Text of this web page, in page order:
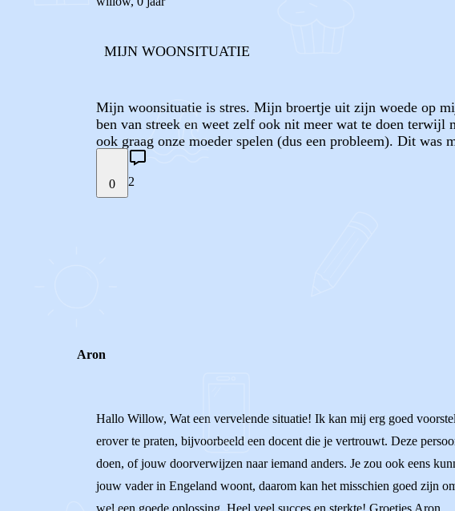
MIJN WOONSITUATIE
Mijn woonsituatie is stres. Mijn broertje uit zijn woede op
ben van streek en weet zelf ook nit meer wat te doen
ook graag onze moeder spelen (dus een probleem). Dit was
0 2
Aron
Hallo Willow, Wat een vervelende situatie! Ik kan mij erg goed
erover te praten, bijvoorbeeld een docent die je vertrouwt. Deze
doen, of jouw doorverwijzen naar iemand anders. Je zou ook eens
jouw vader in Engeland woont, daarom kan het misschien goed zijn
wel een goede oplossing. Heel veel succes en sterkte! Groetjes Aron